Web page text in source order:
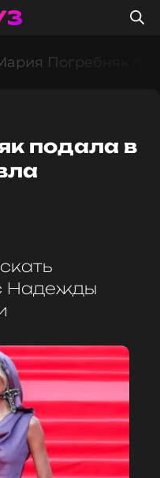
Погребняк
подала в
Надежды